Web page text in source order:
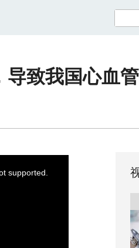
致我国心血
supported.